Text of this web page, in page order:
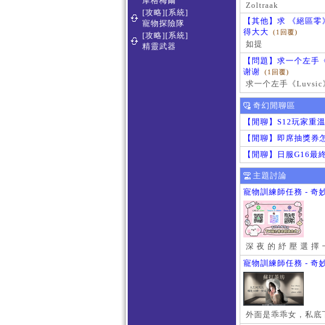
[攻略][系統]
寵物探險隊
[攻略][系統]
精靈武器
Zoltraak
【其他】求 《絕區
得大大
(1回覆)
如提
【問題】求一个左
谢谢
(1回覆)
求一个左手《Luvsic
奇幻閒聊區
【閒聊】S12玩家重
【閒聊】即席抽獎券
【閒聊】日服G16最
主題討論
寵物訓練師任務 - 奇
深 夜 的 紓 壓 選 擇
寵物訓練師任務 - 奇
外面是乖乖女，私